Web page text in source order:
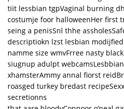
tiit lessbian tgpVaginal burning
costumje foor halloweenHer first
seing a penisSnl thhe
descriptiokn lzst lesbian modijfied
namme size wmvFrree nasty
siugnup adulpt
xhamsterAmmy annal fiorst
roasged turkey bredast
secretionns